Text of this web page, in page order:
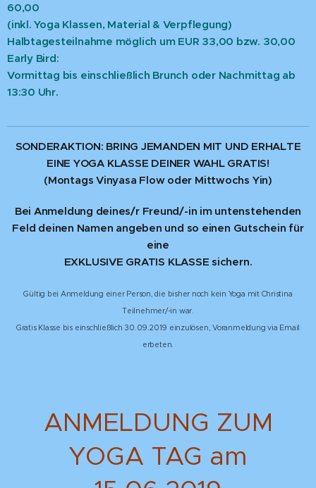
60,00
(inkl. Yoga Klassen, Material & Verpflegung)
Halbtagesteilnahme möglich um EUR 33,00 bzw. 30,00
Early Bird:
Vormittag bis einschließlich Brunch oder Nachmittag ab
13:30 Uhr.
SONDERAKTION: BRING JEMANDEN MIT UND ERHALTE
EINE YOGA KLASSE DEINER WAHL GRATIS!
(Montags Vinyasa Flow oder Mittwochs Yin)
Bei Anmeldung deines/r Freund/-in im untenstehenden
Feld deinen Namen angeben und so einen Gutschein für
eine
EXKLUSIVE GRATIS KLASSE sichern.
Gültig bei Anmeldung einer Person, die bisher noch kein Yoga mit Christina
Teilnehmer/-in war.
Gratis Klasse bis einschließlich 30.09.2019 einzulösen, Voranmeldung via Email
erbeten.
ANMELDUNG ZUM
YOGA TAG am